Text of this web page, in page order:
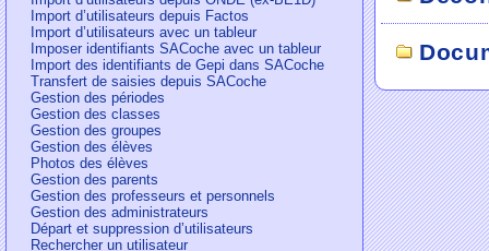
Import d’utilisateurs depuis Factos
Import d’utilisateurs avec un tableur
Imposer identifiants SACoche avec un tableur
Import des identifiants de Gepi dans SACoche
Transfert de saisies depuis SACoche
Gestion des périodes
Gestion des classes
Gestion des groupes
Gestion des élèves
Photos des élèves
Gestion des parents
Gestion des professeurs et personnels
Gestion des administrateurs
Départ et suppression d’utilisateurs
Rechercher un utilisateur